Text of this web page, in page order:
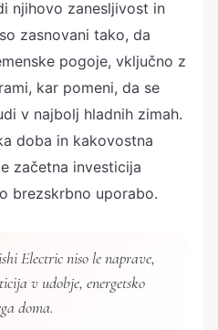
njihovo zanesljivost in
zasnovani tako, da
pogoje, vključno z
kar pomeni, da se
v najbolj hladnih zimah.
doba in kakovostna
začetna investicija
brezskrbno uporabo.
Electric niso le naprave,
v udobje, energetsko
doma.